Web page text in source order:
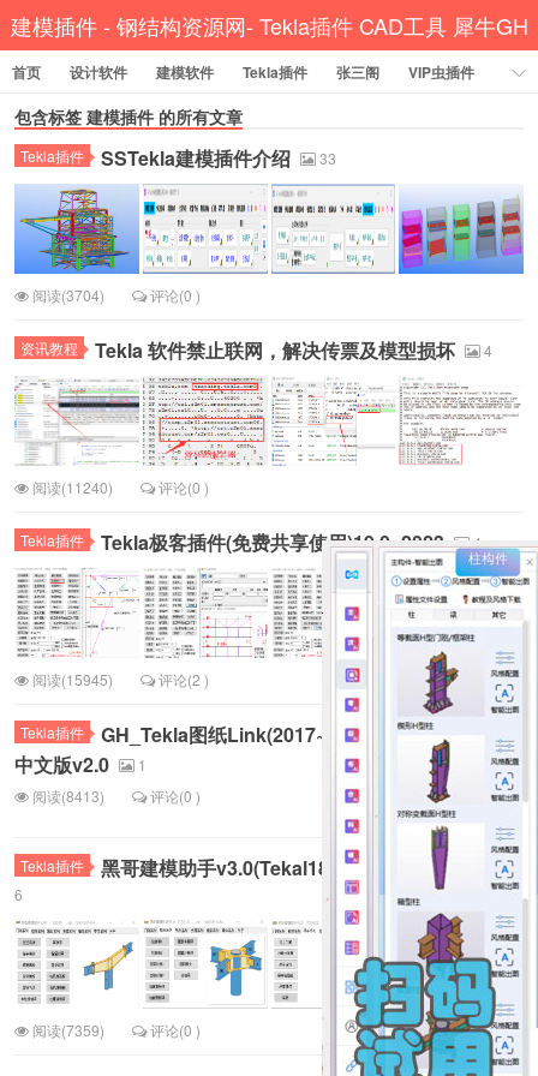
建模插件 - 钢结构资源网- Tekla插件 CAD工具 犀牛GH
汉化
首页 设计软件 建模软件 Tekla插件 张三阁
VIP虫插件
CAD插件
定尺提料 贱人工具箱
资讯教程
工程模型 关于网站
包含标签 建模插件 的所有文章
Tekla插件 SSTekla建模插件介绍 33
阅读(3704) 评论(0 )
资讯教程 Tekla 软件禁止联网，解决传票及模型损坏 4
阅读(11240) 评论(0 )
Tekla插件 Tekla极客插件(免费共享使用)19.0~2023 4
阅读(15945) 评论(2 )
Tekla插件
GH_Tekla图纸Link(2017~2023)
中文版v2.0
1
阅读(8413)
评论(0 )
Tekla插件 黑哥建模助手v3.0(Tekal18.0~21.0)可试用20次
6
阅读(7359) 评论(0 )